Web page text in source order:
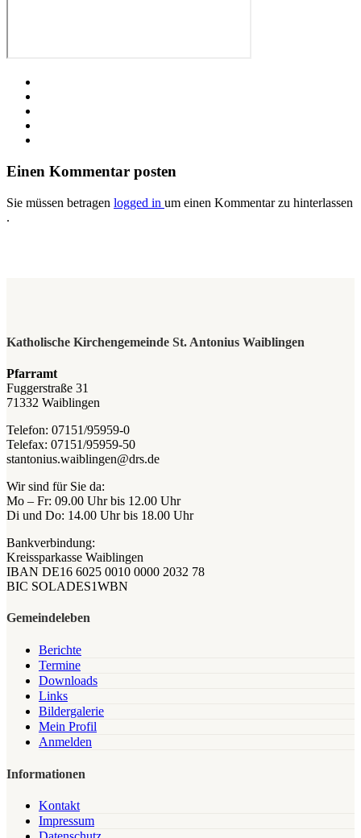
Einen Kommentar posten
Sie müssen betragen logged in um einen Kommentar zu hinterlassen
.
Katholische Kirchengemeinde St. Antonius Waiblingen
Pfarramt
Fuggerstraße 31
71332 Waiblingen
Telefon: 07151/95959-0
Telefax: 07151/95959-50
stantonius.waiblingen@drs.de
Wir sind für Sie da:
Mo – Fr: 09.00 Uhr bis 12.00 Uhr
Di und Do: 14.00 Uhr bis 18.00 Uhr
Bankverbindung:
Kreissparkasse Waiblingen
IBAN DE16 6025 0010 0000 2032 78
BIC SOLADES1WBN
Gemeindeleben
Berichte
Termine
Downloads
Links
Bildergalerie
Mein Profil
Anmelden
Informationen
Kontakt
Impressum